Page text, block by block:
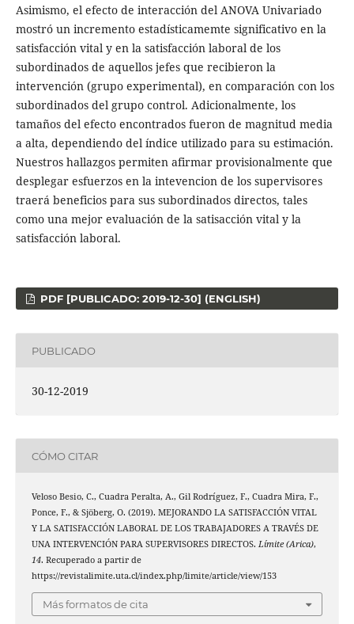
Asimismo, el efecto de interacción del ANOVA Univariado
mostró un incremento estadísticamemte significativo en la
satisfacción vital y en la satisfacción laboral de los
subordinados de aquellos jefes que recibieron la
intervención (grupo experimental), en comparación con los
subordinados del grupo control. Adicionalmente, los
tamaños del efecto encontrados fueron de magnitud media
a alta, dependiendo del índice utilizado para su estimación.
Nuestros hallazgos permiten afirmar provisionalmente que
desplegar esfuerzos en la intevencion de los supervisores
traerá beneficios para sus subordinados directos, tales
como una mejor evaluación de la satisacción vital y la
satisfacción laboral.
PDF [PUBLICADO: 2019-12-30] (ENGLISH)
PUBLICADO
30-12-2019
CÓMO CITAR
Veloso Besio, C., Cuadra Peralta, A., Gil Rodríguez, F., Cuadra Mira, F.,
Ponce, F., & Sjöberg, O. (2019). MEJORANDO LA SATISFACCIÓN VITAL
Y LA SATISFACCIÓN LABORAL DE LOS TRABAJADORES A TRAVÉS DE
UNA INTERVENCIÓN PARA SUPERVISORES DIRECTOS. Límite (Arica),
14. Recuperado a partir de
https://revistalimite.uta.cl/index.php/limite/article/view/153
Más formatos de cita